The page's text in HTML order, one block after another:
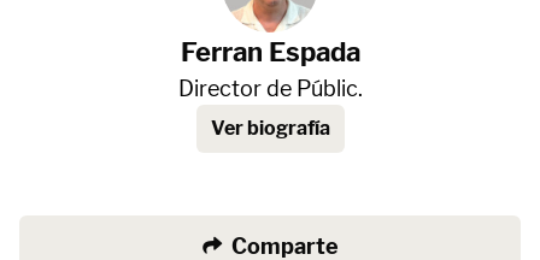
Ferran Espada
Director de Públic.
Ver biografía
Comparte